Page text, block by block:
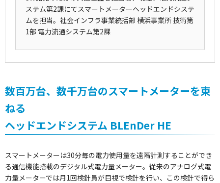
ステム第2課にてスマートメーターヘッドエンドシステ
ムを担当。社会インフラ事業統括部 横浜事業所 技術第
1部 電力流通システム第2課
数百万台、数千万台のスマートメーターを束
ねる
ヘッドエンドシステム BLEnDer HE
スマートメーターは30分毎の電力使用量を遠隔計測することができ
る通信機能搭載のデジタル式電力量メーター。従来のアナログ式電
力量メーターでは月1回検針員が目視で検針を行い、この検針で得ら